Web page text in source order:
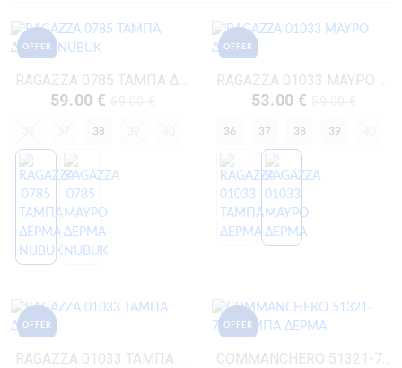
OFFER
RAGAZZA 0785 ΤΑΜΠΑ ΔΕΡΜΑ-NUBUK
59.00 €
38
OFFER
RAGAZZA 01033 ΜΑΥΡΟ ΔΕΡΜΑ
53.00 €
36 37 38 39
OFFER
RAGAZZA 01033 ΤΑΜΠΑ ΔΕΡΜΑ
OFFER
COMMANCHERO 51321-726 ΤΑΜΠΑ ΔΕΡΜΑ